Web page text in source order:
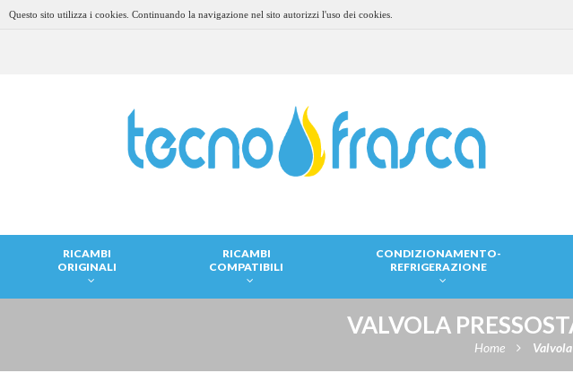
Questo sito utilizza i cookies. Continuando la navigazione nel sito autorizzi l'uso dei cookies.
RICAMBI
ORIGINALI
RICAMBI
COMPATIBILI
CONDIZIONAMENTO-
REFRIGERAZIONE
VALVOLA
Home